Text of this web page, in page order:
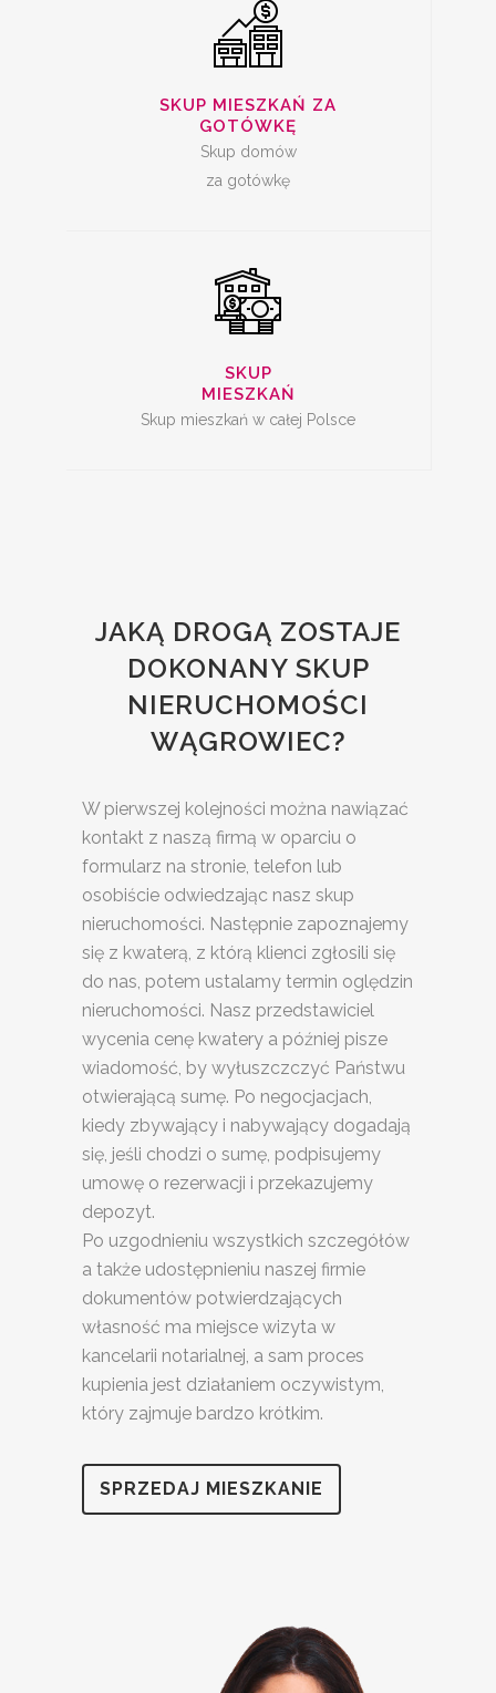
SKUP MIESZKAŃ ZA
GOTÓWKĘ
Skup domów
za gotówkę
SKUP
MIESZKAŃ
Skup mieszkań w całej Polsce
SKUP MIESZKAŃ
JAKĄ DROGĄ ZOSTAJE
DOKONANY SKUP
NIERUCHOMOŚCI
WĄGROWIEC?
W pierwszej kolejności można nawiązać
kontakt z naszą firmą w oparciu o
formularz na stronie, telefon lub
osobiście odwiedzając nasz skup
nieruchomości. Następnie zapoznajemy
się z kwaterą, z którą klienci zgłosili się
do nas, potem ustalamy termin oględzin
nieruchomości. Nasz przedstawiciel
wycenia cenę kwatery a później pisze
wiadomość, by wyłuszczczyć Państwu
otwierającą sumę. Po negocjacjach,
kiedy zbywający i nabywający dogadają
się, jeśli chodzi o sumę, podpisujemy
umowę o rezerwacji i przekazujemy
depozyt.
Po uzgodnieniu wszystkich szczegółów
a także udostępnieniu naszej firmie
dokumentów potwierdzających
własność ma miejsce wizyta w
kancelarii notarialnej, a sam proces
kupienia jest działaniem oczywistym,
który zajmuje bardzo krótkim.
SPRZEDAJ MIESZKANIE